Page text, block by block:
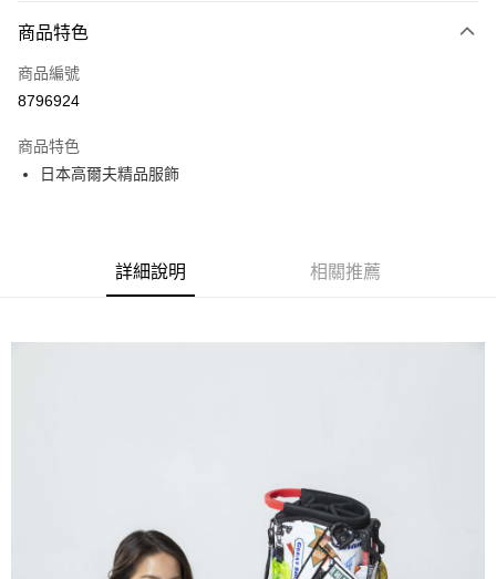
LINE Pay
全盈+PAY
全家取貨付款
商品特色
商品編號
8796924
商品特色
日本高爾夫精品服飾
詳細說明 相關推薦